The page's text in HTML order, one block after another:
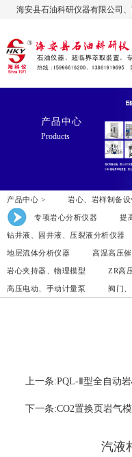
海安县石油科研仪器有限公司
15996616200、
产品中心
Products
产品中心 > 岩心、岩样制备设
专项岩心分析仪器 提
钻井液、固井液、压裂液分析仪器
地层流体分析仪器 高温高压
岩心夹持器、物理模型 ZR高
高压电动、手动计量泵 阀门
上一条:PQL-Ⅱ型全自动
下一条:CO2置换页岩气
汽液